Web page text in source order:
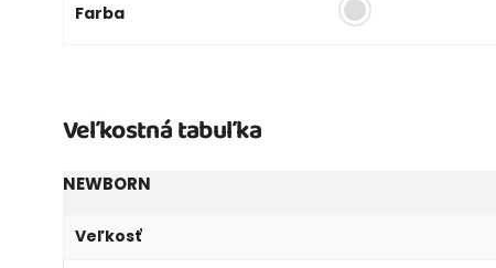
Farba
Veľkostná tabuľka
NEWBORN
Veľkosť